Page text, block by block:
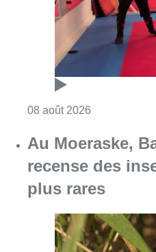
08 août 2026
Au Moeraske,
recense des
plus rares